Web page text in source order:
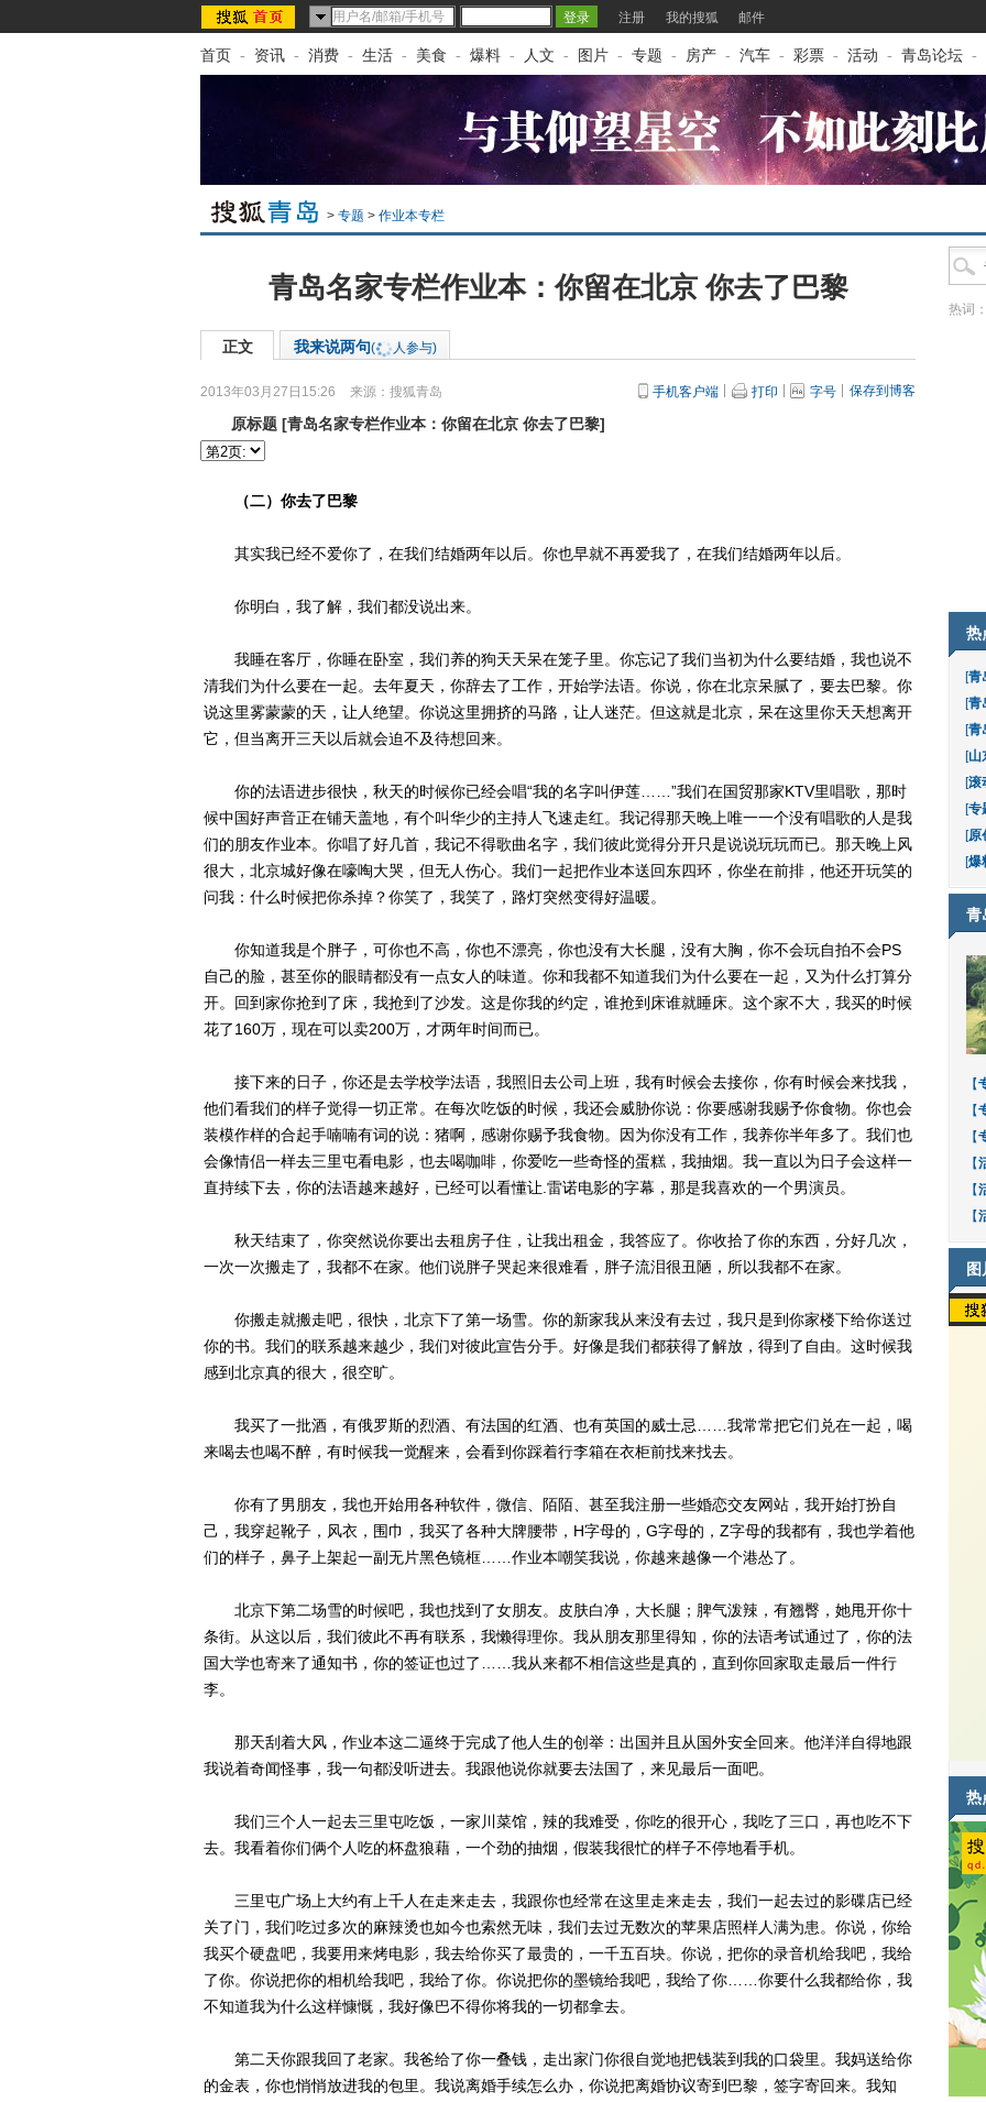
注册 我的搜狐 邮件
首页 - 资讯 - 消费 - 生活 - 美食 - 爆料 - 人文 - 图片 - 专题 - 房产 - 汽车 - 彩票 - 活动 - 青岛论坛 -
> 专题 > 作业本专栏
青岛名家专栏作业本：你留在北京 你去了巴黎
正文 我来说两句( 人参与)
2013年03月27日15:26 来源： 搜狐青岛 手机客户端 打印 字号 保存到博客
原标题 [青岛名家专栏作业本：你留在北京 你去了巴黎]
（二）你去了巴黎
其实我已经不爱你了，在我们结婚两年以后。你也早就不再爱我了，在我们结婚两年以后。
你明白，我了解，我们都没说出来。
我睡在客厅，你睡在卧室，我们养的狗天天呆在笼子里。你忘记了我们当初为什么要结婚，我也说不
清我们为什么要在一起。去年夏天，你辞去了工作，开始学法语。你说，你在北京呆腻了，要去巴黎。你
说这里雾蒙蒙的天，让人绝望。你说这里拥挤的马路，让人迷茫。但这就是北京，呆在这里你天天想离开
它，但当离开三天以后就会迫不及待想回来。
你的法语进步很快，秋天的时候你已经会唱“我的名字叫伊莲……”我们在国贸那家KTV里唱歌，那时
候中国好声音正在铺天盖地，有个叫华少的主持人飞速走红。我记得那天晚上唯一一个没有唱歌的人是我
们的朋友作业本。你唱了好几首，我记不得歌曲名字，我们彼此觉得分开只是说说玩玩而已。那天晚上风
很大，北京城好像在嚎啕大哭，但无人伤心。我们一起把作业本送回东四环，你坐在前排，他还开玩笑的
问我：什么时候把你杀掉？你笑了，我笑了，路灯突然变得好温暖。
你知道我是个胖子，可你也不高，你也不漂亮，你也没有大长腿，没有大胸，你不会玩自拍不会PS
自己的脸，甚至你的眼睛都没有一点女人的味道。你和我都不知道我们为什么要在一起，又为什么打算分
开。回到家你抢到了床，我抢到了沙发。这是你我的约定，谁抢到床谁就睡床。这个家不大，我买的时候
花了160万，现在可以卖200万，才两年时间而已。
接下来的日子，你还是去学校学法语，我照旧去公司上班，我有时候会去接你，你有时候会来找我，
他们看我们的样子觉得一切正常。在每次吃饭的时候，我还会威胁你说：你要感谢我赐予你食物。你也会
装模作样的合起手喃喃有词的说：猪啊，感谢你赐予我食物。因为你没有工作，我养你半年多了。我们也
会像情侣一样去三里屯看电影，也去喝咖啡，你爱吃一些奇怪的蛋糕，我抽烟。我一直以为日子会这样一
直持续下去，你的法语越来越好，已经可以看懂让.雷诺电影的字幕，那是我喜欢的一个男演员。
秋天结束了，你突然说你要出去租房子住，让我出租金，我答应了。你收拾了你的东西，分好几次，
一次一次搬走了，我都不在家。他们说胖子哭起来很难看，胖子流泪很丑陋，所以我都不在家。
你搬走就搬走吧，很快，北京下了第一场雪。你的新家我从来没有去过，我只是到你家楼下给你送过
你的书。我们的联系越来越少，我们对彼此宣告分手。好像是我们都获得了解放，得到了自由。这时候我
感到北京真的很大，很空旷。
我买了一批酒，有俄罗斯的烈酒、有法国的红酒、也有英国的威士忌……我常常把它们兑在一起，喝
来喝去也喝不醉，有时候我一觉醒来，会看到你踩着行李箱在衣柜前找来找去。
你有了男朋友，我也开始用各种软件，微信、陌陌、甚至我注册一些婚恋交友网站，我开始打扮自
己，我穿起靴子，风衣，围巾，我买了各种大牌腰带，H字母的，G字母的，Z字母的我都有，我也学着他
们的样子，鼻子上架起一副无片黑色镜框……作业本嘲笑我说，你越来越像一个港怂了。
北京下第二场雪的时候吧，我也找到了女朋友。皮肤白净，大长腿；脾气泼辣，有翘臀，她甩开你十
条街。从这以后，我们彼此不再有联系，我懒得理你。我从朋友那里得知，你的法语考试通过了，你的法
国大学也寄来了通知书，你的签证也过了……我从来都不相信这些是真的，直到你回家取走最后一件行
李。
那天刮着大风，作业本这二逼终于完成了他人生的创举：出国并且从国外安全回来。他洋洋自得地跟
我说着奇闻怪事，我一句都没听进去。我跟他说你就要去法国了，来见最后一面吧。
我们三个人一起去三里屯吃饭，一家川菜馆，辣的我难受，你吃的很开心，我吃了三口，再也吃不下
去。我看着你们俩个人吃的杯盘狼藉，一个劲的抽烟，假装我很忙的样子不停地看手机。
三里屯广场上大约有上千人在走来走去，我跟你也经常在这里走来走去，我们一起去过的影碟店已经
关了门，我们吃过多次的麻辣烫也如今也索然无味，我们去过无数次的苹果店照样人满为患。你说，你给
我买个硬盘吧，我要用来烤电影，我去给你买了最贵的，一千五百块。你说，把你的录音机给我吧，我给
了你。你说把你的相机给我吧，我给了你。你说把你的墨镜给我吧，我给了你……你要什么我都给你，我
不知道我为什么这样慷慨，我好像巴不得你将我的一切都拿去。
第二天你跟我回了老家。我爸给了你一叠钱，走出家门你很自觉地把钱装到我的口袋里。我妈送给你
的金表，你也悄悄放进我的包里。我说离婚手续怎么办，你说把离婚协议寄到巴黎，签字寄回来。我知
热词
热
[青
[青
[青
[山
[滚
[专
[原
[爆
青
【
【
【
【
【
【
热